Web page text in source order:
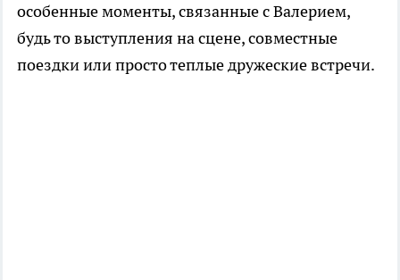
особенные моменты, связанные с Валерием,
будь то выступления на сцене, совместные
поездки или просто теплые дружеские встречи.